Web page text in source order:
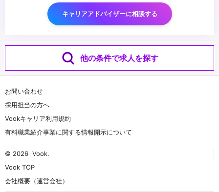
キャリアアドバイザーに相談する
他の条件で求人を探す
お問い合わせ
採用担当の方へ
Vookキャリア利用規約
有料職業紹介事業に関する情報開示について
© 2026 Vook.
Vook TOP
会社概要（運営会社）